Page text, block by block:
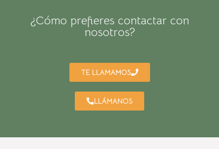
¿Cómo prefieres contactar con
nosotros?
TE LLAMAMOS
LLÁMANOS